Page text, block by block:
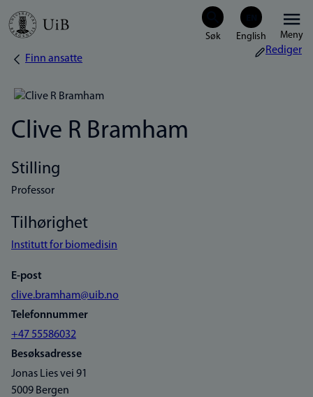
Hopp
Meny
Navigasjonssti
Finn ansatte
Rediger
Clive R Bramham
Stilling
Professor
Tilhørighet
Institutt for biomedisin
E-post
clive.bramham@uib.no
Telefonnummer
+47 55586032
Besøksadresse
Jonas Lies vei 91
5009 Bergen